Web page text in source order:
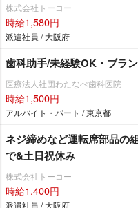
株式会社トーコー
時給1,580円
派遣社員 / 大阪府
歯科助手/未経験OK・ブラ
医療法人社団わたなべ歯科医院
時給1,500円
アルバイト・パート / 東京都
ネジ締めなど運転席部品の
で&土日祝休み
株式会社トーコー
時給1,400円
派遣社員 / 大阪府